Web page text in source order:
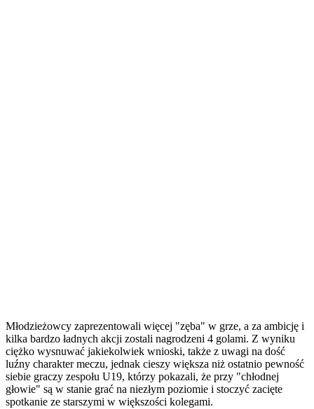
Młodzieżowcy zaprezentowali więcej "zęba" w grze, a za ambicję i
kilka bardzo ładnych akcji zostali nagrodzeni 4 golami. Z wyniku
ciężko wysnuwać jakiekolwiek wnioski, także z uwagi na dość
luźny charakter meczu, jednak cieszy większa niż ostatnio pewność
siebie graczy zespołu U19, którzy pokazali, że przy "chłodnej
głowie" są w stanie grać na niezłym poziomie i stoczyć zacięte
spotkanie ze starszymi w większości kolegami.